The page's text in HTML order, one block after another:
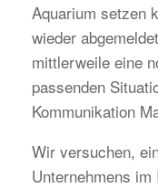
Aquarium setzen
wieder
mittlerweile eine
passenden
Kommunikation
Wir versuchen,
Unternehmens